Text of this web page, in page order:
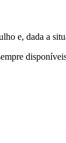
e, dada a